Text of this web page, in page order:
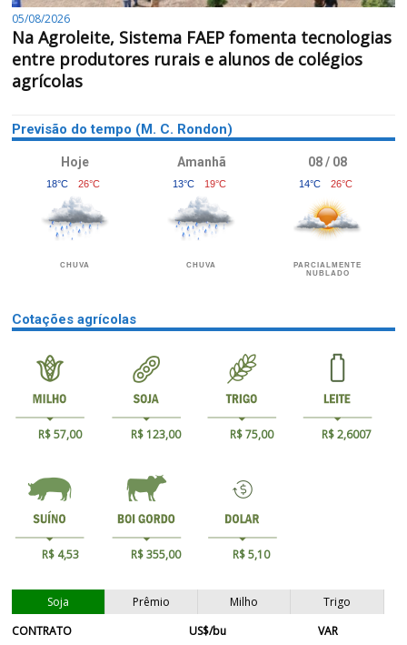
05/08/2026
Na Agroleite, Sistema FAEP fomenta tecnologias
entre produtores rurais e alunos de colégios
agrícolas
Previsão do tempo (M. C. Rondon)
Hoje
18°C 26°C
CHUVA
Amanhã
13°C 19°C
CHUVA
08 / 08
14°C 26°C
PARCIALMENTE
NUBLADO
Cotações agrícolas
R$ 57,00 R$ 123,00 R$ 75,00 R$ 2,6007
R$ 4,53 R$ 355,00 R$ 5,10
Soja Prêmio Milho
Trigo
CONTRATO
US$/bu
VAR